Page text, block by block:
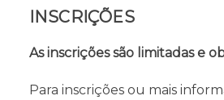
INSCRIÇÕES
As inscrições são limitadas e
Para inscrições ou mais